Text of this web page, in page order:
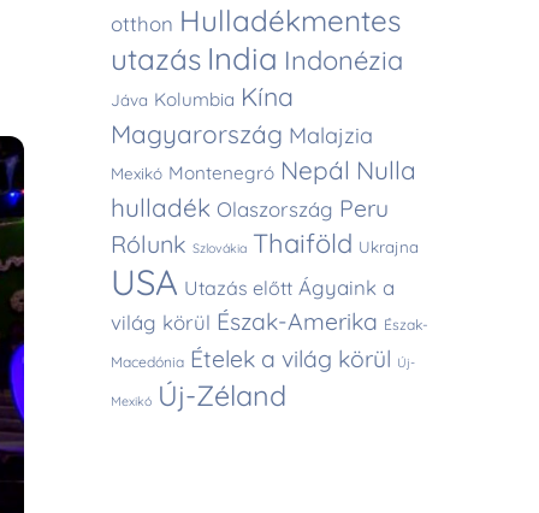
otthon Hulladékmentes
utazás India Indonézia
Jáva Kolumbia Kína
Magyarország Malajzia
Mexikó Montenegró Nepál Nulla
hulladék Olaszország Peru
Rólunk Szlovákia Thaiföld Ukrajna
USA Utazás előtt Ágyaink a
világ körül Észak-Amerika Észak-
Macedónia Ételek a világ körül Új-
Mexikó Új-Zéland